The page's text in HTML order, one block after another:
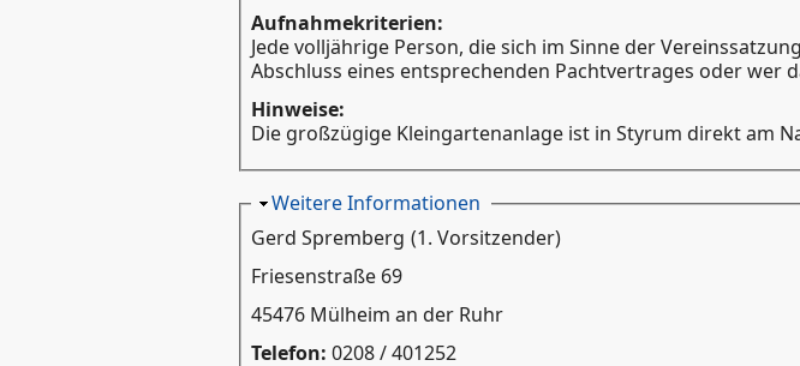
Aufnahmekriterien:
Jede volljährige Person, die sich im Sinne der
Abschluss eines entsprechenden Pachtvertrages oder
Hinweise:
Die großzügige Kleingartenanlage ist in Styrum direkt am
Ausblenden
Weitere Informationen
Gerd Spremberg (1. Vorsitzender)
Friesenstraße 69
45476 Mülheim an der Ruhr
Telefon: 0208 / 401252